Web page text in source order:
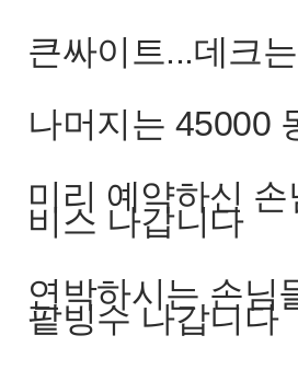
큰싸이트...데크
나머지는 45000
미리 예약하신 손
비스 나갑니다
연박하시는 손님
팥빙수 나갑니다